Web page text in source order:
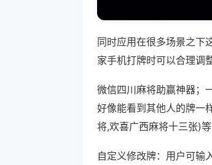
同时应用在很多场景之下
家手机打牌时可以合理调
微信四川麻将助赢神器；
好像能看到其他人的牌一
将,欢喜广西麻将十三张)
自定义修改牌：用户可输